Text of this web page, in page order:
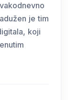
je tim
koji